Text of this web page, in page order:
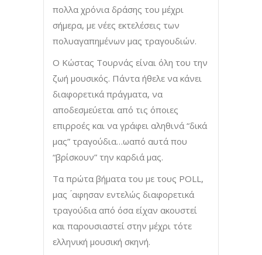
πολλα χρόνια δράσης του μέχρι
σήμερα, με νέες εκτελέσεις των
πολυαγαπημένων μας τραγουδιών.
Ο Κώστας Τουρνάς είναι όλη του την
ζωή μουσικός. Πάντα ήθελε να κάνει
διαφορετικά πράγματα, να
αποδεσμεύεται από τις όποιες
επιρροές και να γράφει αληθινά “δικά
μας” τραγούδια…ωαπό αυτά που
“βρίσκουν” την καρδιά μας.
Τα πρώτα βήματα του με τους POLL,
μας ́αφησαν εντελώς διαφορετικά
τραγούδια από όσα είχαν ακουστεί
και παρουσιαστεί στην μέχρι τότε
ελληνική μουσική σκηνή.